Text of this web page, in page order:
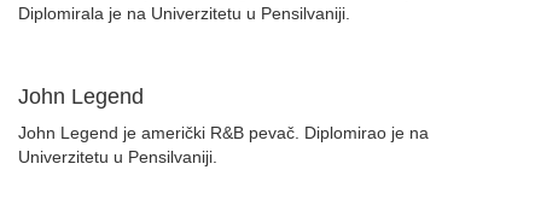
Diplomirala je na Univerzitetu u Pensilvaniji.
John Legend
John Legend je američki R&B pevač. Diplomirao je na
Univerzitetu u Pensilvaniji.